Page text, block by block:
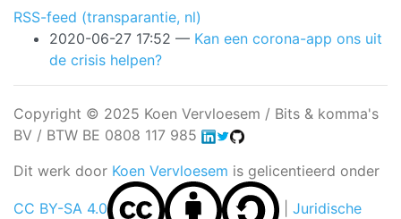
RSS-feed (transparantie, nl)
2020-06-27 17:52
Kan een corona-app ons uit
de crisis helpen?
Copyright © 2025 Koen Vervloesem / Bits & komma's
BV / BTW BE 0808 117 985
Dit werk door Koen Vervloesem is gelicentieerd onder
CC BY-SA 4.0 Juridische